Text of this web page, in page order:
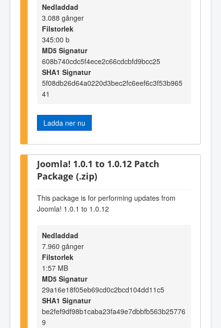
Nedladdad
3.088 gånger
Filstorlek
345:00 b
MD5 Signatur
608b740cdc5f4ece2c66cdcbfd9bcc25
SHA1 Signatur
5f08db26d64a0220d3bec2fc6eef6c3f53b965
41
Ladda ner nu
Joomla! 1.0.1 to 1.0.12 Patch
Package (.zip)
This package is for performing updates from
Joomla! 1.0.1 to 1.0.12
Nedladdad
7.960 gånger
Filstorlek
1:57 MB
MD5 Signatur
29a16e18f05eb69cd0c2bcd104dd11c5
SHA1 Signatur
be2fef9df98b1caba23fa49e7dbbfb563b25776
9